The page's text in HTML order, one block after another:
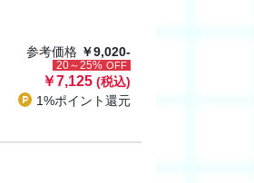
参考価格 ￥9,020-
20～25% OFF
￥7,125 (税込)
1%ポイント還元